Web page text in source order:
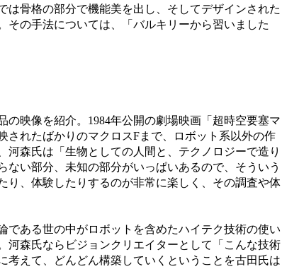
は骨格の部分で機能美を出し、そしてデザインされた
その手法については、「バルキリーから習いました
映像を紹介。1984年公開の劇場映画「超時空要塞マ
されたばかりのマクロスFまで、ロボット系以外の作
森氏は「生物としての人間と、テクノロジーで造り
ない部分、未知の部分がいっぱいあるので、そういう
り、体験したりするのが非常に楽しく、その調査や体
ある世の中がロボットを含めたハイテク技術の使い
河森氏ならビジョンクリエイターとして「こんな技術
えて、どんどん構築していくということを古田氏は